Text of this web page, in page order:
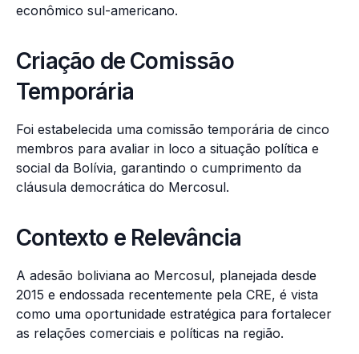
econômico sul-americano.
Criação de Comissão
Temporária
Foi estabelecida uma comissão temporária de cinco
membros para avaliar in loco a situação política e
social da Bolívia, garantindo o cumprimento da
cláusula democrática do Mercosul.
Contexto e Relevância
A adesão boliviana ao Mercosul, planejada desde
2015 e endossada recentemente pela CRE, é vista
como uma oportunidade estratégica para fortalecer
as relações comerciais e políticas na região.